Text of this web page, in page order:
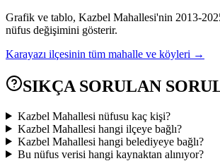
Grafik ve tablo, Kazbel Mahallesi'nin 2013-
nüfus değişimini gösterir.
Karayazı ilçesinin tüm mahalle ve köyleri →
SIKÇA SORULAN
Kazbel Mahallesi nüfusu kaç kişi?
Kazbel Mahallesi hangi ilçeye bağlı?
Kazbel Mahallesi hangi belediyeye bağlı?
Bu nüfus verisi hangi kaynaktan alınıyor?